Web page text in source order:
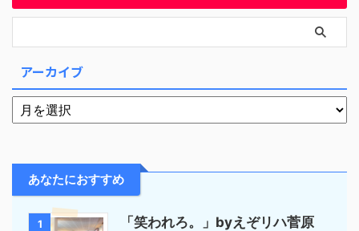
アーカイブ
あなたにおすすめ
1 「笑われろ。」byえぞリハ菅原